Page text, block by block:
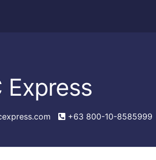
Express
+63 800-10-8585999